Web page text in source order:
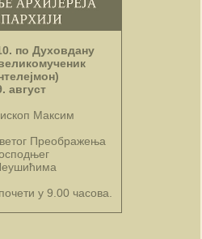
по Духовдану
август
Максим
Преображења
у 9.00 часова.